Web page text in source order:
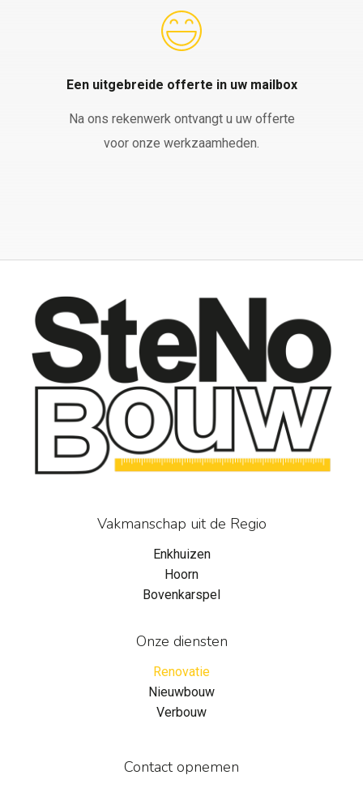
Een uitgebreide offerte in uw mailbox
Na ons rekenwerk ontvangt u uw offerte
voor onze werkzaamheden.
Vakmanschap uit de Regio
Enkhuizen
Hoorn
Bovenkarspel
Onze diensten
Renovatie
Nieuwbouw
Verbouw
Contact opnemen